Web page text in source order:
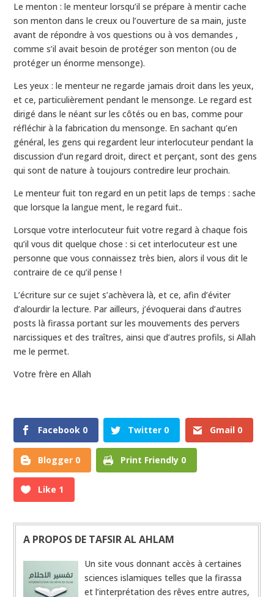
Le menton : le menteur lorsqu’il se prépare à mentir cache
son menton dans le creux ou l’ouverture de sa main, juste
avant de répondre à vos questions ou à vos demandes ,
comme s’il avait besoin de protéger son menton (ou de
protéger un énorme mensonge).
Les yeux : le menteur ne regarde jamais droit dans les yeux,
et ce, particulièrement pendant le mensonge. Le regard est
dirigé dans le néant sur les côtés ou en bas, comme pour
réfléchir à la fabrication du mensonge. En sachant qu’en
général, les gens qui regardent leur interlocuteur pendant la
discussion d’un regard droit, direct et perçant, sont des gens
qui sont de nature à toujours contredire leur prochain.
Le menteur fuit ton regard en un petit laps de temps : sache
que lorsque la langue ment, le regard fuit..
Lorsque votre interlocuteur fuit votre regard à chaque fois
qu’il vous dit quelque chose : si cet interlocuteur est une
personne que vous connaissez très bien, alors il vous dit le
contraire de ce qu’il pense !
L’écriture sur ce sujet s’achèvera là, et ce, afin d’éviter
d’alourdir la lecture. Par ailleurs, j’évoquerai dans d’autres
posts là firassa portant sur les mouvements des pervers
narcissiques et des traîtres, ainsi que d’autres profils, si Allah
me le permet.
Votre frère en Allah
Facebook 0 Twitter 0 Gmail 0
Blogger 0 Print Friendly 0
Like 1
A PROPOS DE TAFSIR AL AHLAM
Un site vous donnant accès à certaines
sciences islamiques telles que la firassa
et l’interprétation des rêves entre autres,